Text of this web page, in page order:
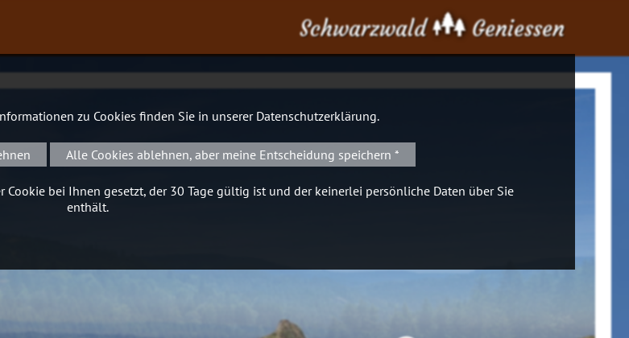
Schwarzwald Geniessen
zu Cookies finden Sie in unserer Datenschutzerklärung.
Alle Cookies ablehnen, aber meine Entscheidung speichern *
bei Ihnen gesetzt, der 30 Tage gültig ist und der keinerlei persönliche Daten über Sie
enthält.